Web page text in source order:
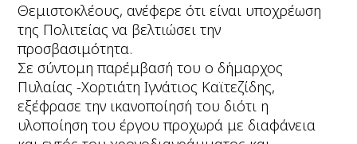
Θεμιστοκλέους, ανέφερε ότι είναι υποχρέωση
της Πολιτείας να βελτιώσει την
προσβασιμότητα.
Σε σύντομη παρέμβασή του ο δήμαρχος
Πυλαίας -Χορτιάτη Ιγνάτιος Καϊτεζίδης,
εξέφρασε την ικανοποίησή του διότι η
υλοποίηση του έργου προχωρά με διαφάνεια